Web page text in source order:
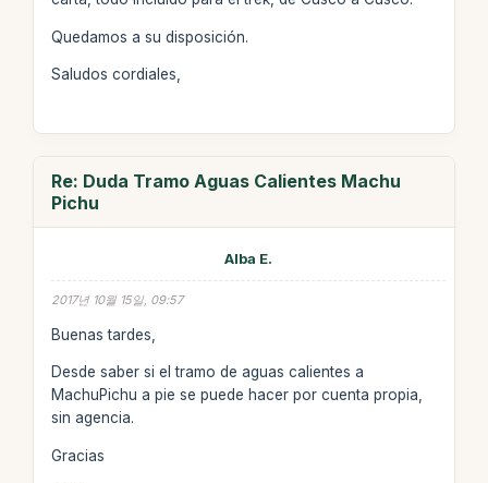
Quedamos a su disposición.
Saludos cordiales,
Re: Duda Tramo Aguas Calientes Machu
Pichu
Alba E.
2017년 10월 15일, 09:57
Buenas tardes,
Desde saber si el tramo de aguas calientes a
MachuPichu a pie se puede hacer por cuenta propia,
sin agencia.
Gracias